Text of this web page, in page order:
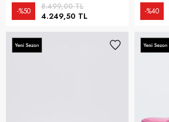
4.249,50 TL
8.499,00 TL
%50 %40